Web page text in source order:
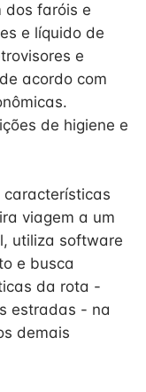
dos faróis e
e líquido de
e
acordo com
de higiene e
características
viagem a um
utiliza software
e busca
da rota -
estradas - na
demais